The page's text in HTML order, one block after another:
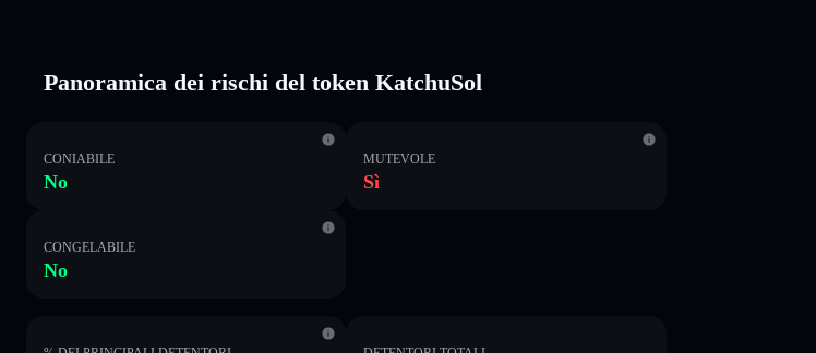
Panoramica dei rischi del token KatchuSol
CONIABILE
No
MUTEVOLE
Sì
CONGELABILE
No